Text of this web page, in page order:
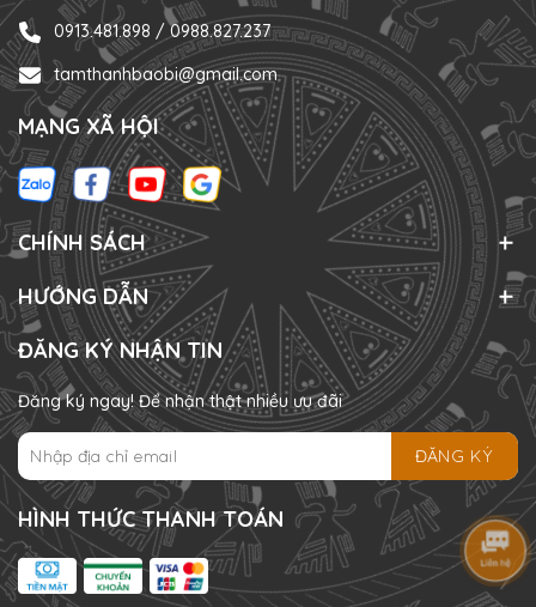
0913.481.898 / 0988.827.237
tamthanhbaobi@gmail.com
MẠNG XÃ HỘI
CHÍNH SÁCH
HƯỚNG DẪN
ĐĂNG KÝ NHẬN TIN
Đăng ký ngay! Để nhận thật nhiều ưu đãi
ĐĂNG KÝ
HÌNH THỨC THANH TOÁN